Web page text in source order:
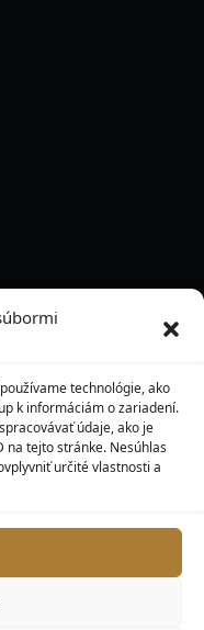
technológie, ako
k informáciám o zariadení.
údaje, ako je
tejto stránke. Nesúhlas
určité vlastnosti a